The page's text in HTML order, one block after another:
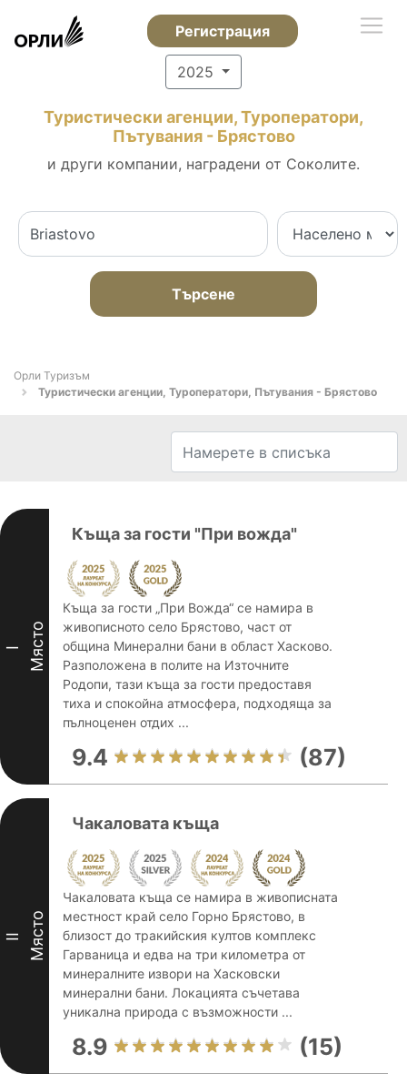
Регистрация
2025
Туристически агенции, Туроператори,
Пътувания - Брястово
и други компании, наградени от Соколите.
Търсене
Орли Туризъм
Туристически агенции, Туроператори, Пътувания - Брястово
I Място
Къща за гости "При вожда"
Къща за гости „При Вожда“ се намира в
живописното село Брястово, част от
община Минерални бани в област Хасково.
Разположена в полите на Източните
Родопи, тази къща за гости предоставя
тиха и спокойна атмосфера, подходяща за
пълноценен отдих ...
9.4 (87)
II Място
Чакаловата къща
Чакаловата къща се намира в живописната
местност край село Горно Брястово, в
близост до тракийския култов комплекс
Гарваница и едва на три километра от
минералните извори на Хасковски
минерални бани. Локацията съчетава
уникална природа с възможности ...
8.9 (15)